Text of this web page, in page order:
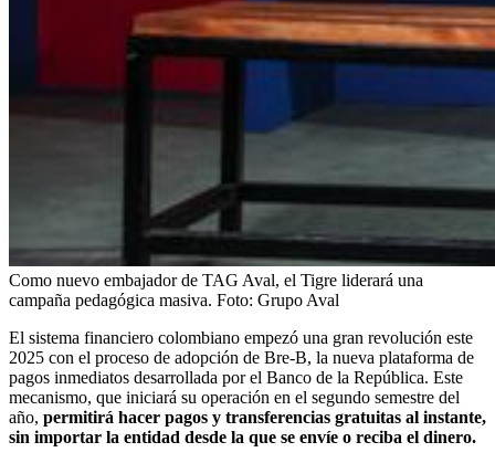
Como nuevo embajador de TAG Aval, el Tigre liderará una
campaña pedagógica masiva. Foto: Grupo Aval
El sistema financiero colombiano empezó una gran revolución este
2025 con el proceso de adopción de Bre-B, la nueva plataforma de
pagos inmediatos desarrollada por el Banco de la República. Este
mecanismo, que iniciará su operación en el segundo semestre del
año, permitirá hacer pagos y transferencias gratuitas al instante,
sin importar la entidad desde la que se envíe o reciba el dinero.